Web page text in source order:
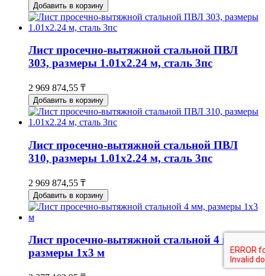
Добавить в корзину
Лист просечно-вытяжной стальной ПВЛ
303, размеры 1.01x2.24 м, сталь 3пс
2 969 874,55 ₸
Добавить в корзину
Лист просечно-вытяжной стальной ПВЛ
310, размеры 1.01x2.24 м, сталь 3пс
2 969 874,55 ₸
Добавить в корзину
Лист просечно-вытяжной стальной 4 мм,
размеры 1x3 м